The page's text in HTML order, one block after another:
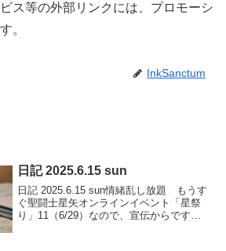
ス等の外部リンクには、プロモーシ
。
InkSanctum
日記 2025.6.15 sun
日記 2025.6.15 sun情緒乱し放題 もうす
ぐ聖闘士星矢オンラインイベント「星祭
り」11（6/29）なので、宣伝からですみ